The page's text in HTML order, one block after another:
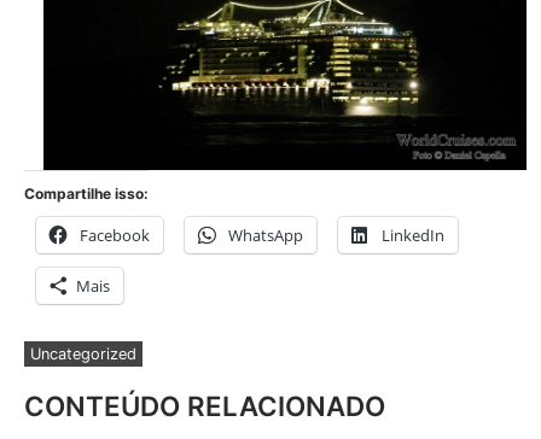
Compartilhe isso:
Facebook WhatsApp LinkedIn
Mais
Uncategorized
CONTEÚDO RELACIONADO